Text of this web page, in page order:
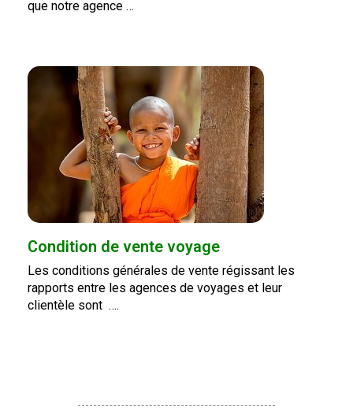
que notre agence …
Condition de vente voyage
Les conditions générales de vente régissant les
rapports entre les agences de voyages et leur
clientèle sont ….